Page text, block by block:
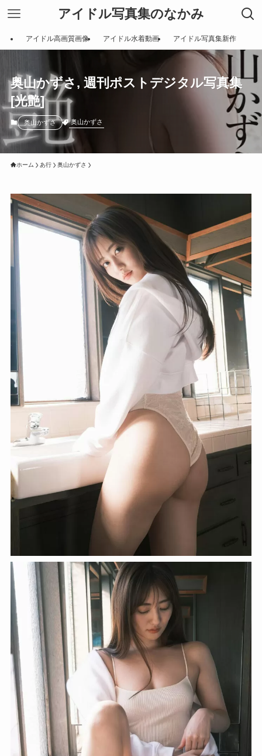
アイドル写真集のなかみ
アイドル高画質画像 アイドル水着動画 アイドル写真集新作
奥山かずさ, 週刊ポストデジタル写真集
[光艶]
奥山かずさ 奥山かずさ
ホーム あ行 奥山かずさ